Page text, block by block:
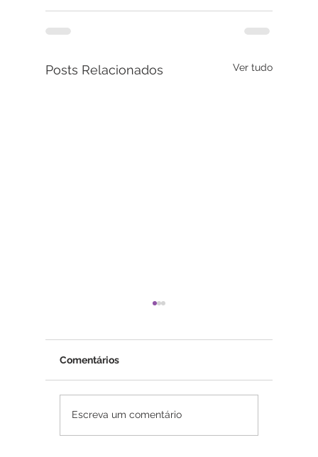
Posts Relacionados Ver tudo
Amor-próprio: como
Comentários
Escreva um comentário